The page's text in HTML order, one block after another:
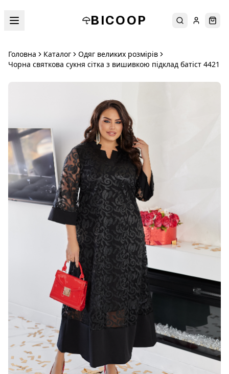
BICOOP ПошукУвійти
Головна Каталог
Одяг великих розмірів
Чорна святкова сукня сітка з вишивкою підклад батіст 4421